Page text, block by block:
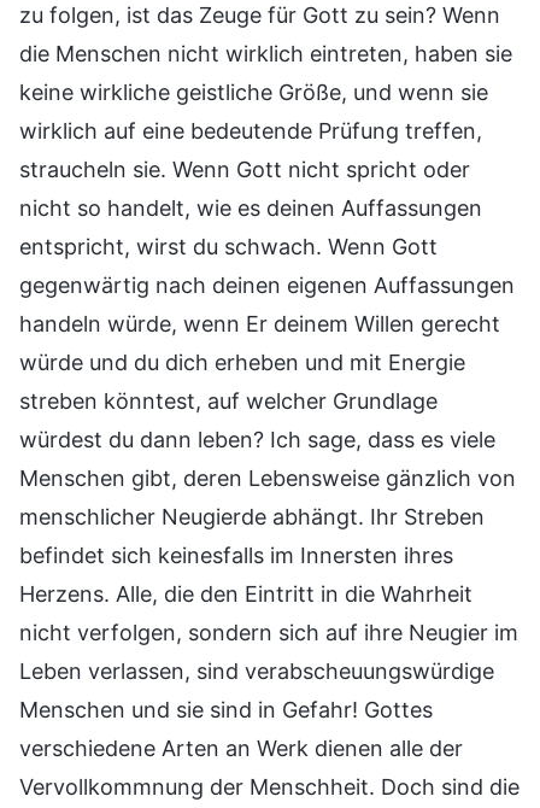
zu folgen, ist das Zeuge für Gott zu sein? Wenn
die Menschen nicht wirklich eintreten, haben sie
keine wirkliche geistliche Größe, und wenn sie
wirklich auf eine bedeutende Prüfung treffen,
straucheln sie. Wenn Gott nicht spricht oder
nicht so handelt, wie es deinen Auffassungen
entspricht, wirst du schwach. Wenn Gott
gegenwärtig nach deinen eigenen Auffassungen
handeln würde, wenn Er deinem Willen gerecht
würde und du dich erheben und mit Energie
streben könntest, auf welcher Grundlage
würdest du dann leben? Ich sage, dass es viele
Menschen gibt, deren Lebensweise gänzlich von
menschlicher Neugierde abhängt. Ihr Streben
befindet sich keinesfalls im Innersten ihres
Herzens. Alle, die den Eintritt in die Wahrheit
nicht verfolgen, sondern sich auf ihre Neugier im
Leben verlassen, sind verabscheuungswürdige
Menschen und sie sind in Gefahr! Gottes
verschiedene Arten an Werk dienen alle der
Vervollkommnung der Menschheit. Doch sind die